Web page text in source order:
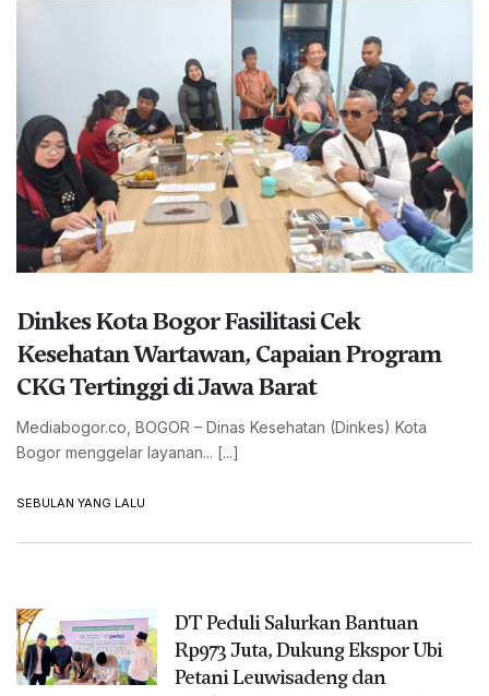
Dinkes Kota Bogor Fasilitasi Cek
Kesehatan Wartawan, Capaian Program
CKG Tertinggi di Jawa Barat
Mediabogor.co, BOGOR – Dinas Kesehatan (Dinkes) Kota
Bogor menggelar layanan... [...]
SEBULAN YANG LALU
DT Peduli Salurkan Bantuan
Rp973 Juta, Dukung Ekspor Ubi
Petani Leuwisadeng dan